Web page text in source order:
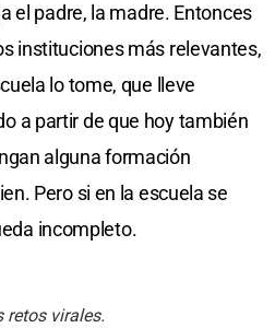
el padre, la madre. Entonces
instituciones más relevantes,
lo tome, que lleve
a partir de que hoy también
alguna formación
Pero si en la escuela se
incompleto.
retos virales.